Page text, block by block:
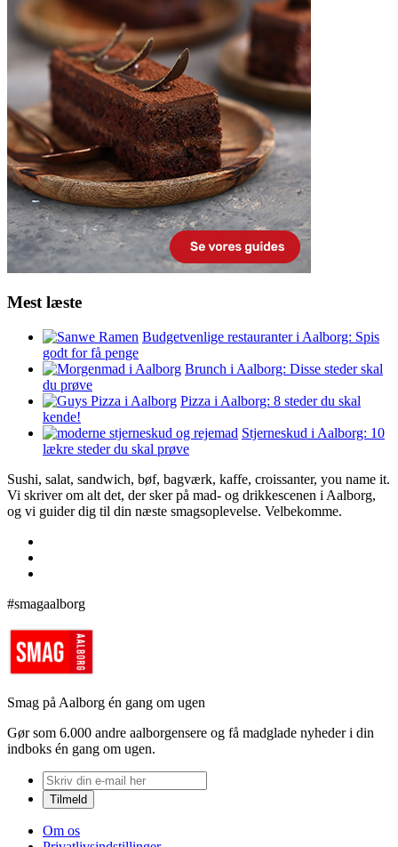
Mest læste
Budgetvenlige restauranter i Aalborg: Spis
godt for få penge
Brunch i Aalborg: Disse steder skal
du prøve
Pizza i Aalborg: 8 steder du skal
kende!
Stjerneskud i Aalborg: 10
lækre steder du skal prøve
Sushi, salat, sandwich, bøf, bagværk, kaffe, croissanter, you name it.
Vi skriver om alt det, der sker på mad- og drikkescenen i Aalborg,
og vi guider dig til din næste smagsoplevelse. Velbekomme.
#smagaalborg
Smag på Aalborg én gang om ugen
Gør som 6.000 andre aalborgensere og få madglade nyheder i din
indboks én gang om ugen.
Om os